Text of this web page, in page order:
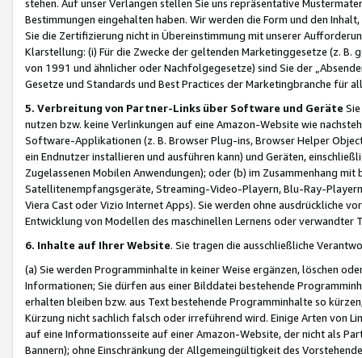
stehen. Auf unser Verlangen stellen Sie uns repräsentative
Bestimmungen eingehalten haben. Wir werden die Form und den
Sie die Zertifizierung nicht in Übereinstimmung mit unserer
Klarstellung: (i) Für die Zwecke der geltenden Marketinggesetze (z. B.
von 1991 und ähnlicher oder Nachfolgegesetze) sind Sie der
Gesetze und Standards und Best Practices der Marketingbranche für
5. Verbreitung von Partner-Links über Software und Geräte
nutzen bzw. keine Verlinkungen auf eine Amazon-Website wie
Software-Applikationen (z. B. Browser Plug-ins, Browser Helper
ein Endnutzer installieren und ausführen kann) und Geräten,
Zugelassenen Mobilen Anwendungen); oder (b) im Zusammenhang
Satellitenempfangsgeräte, Streaming-Video-Playern, Blu-Ray-
Viera Cast oder Vizio Internet Apps). Sie werden ohne ausdrückliche
Entwicklung von Modellen des maschinellen Lernens oder
6. Inhalte auf Ihrer Website. Sie tragen die ausschließliche
(a) Sie werden Programminhalte in keiner Weise ergänzen, löschen
Informationen; Sie dürfen aus einer Bilddatei bestehende
erhalten bleiben bzw. aus Text bestehende Programminhalte so
Kürzung nicht sachlich falsch oder irreführend wird. Einige Arten von
auf eine Informationsseite auf einer Amazon-Website, der nicht als
Bannern); ohne Einschränkung der Allgemeingültigkeit des